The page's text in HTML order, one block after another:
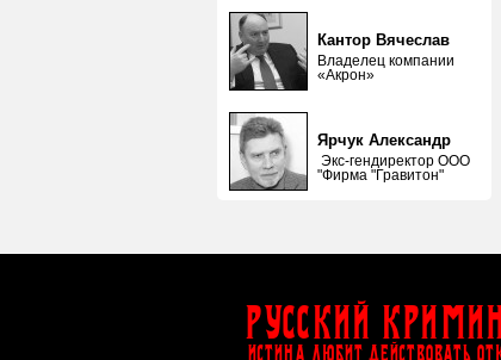
Кантор Вячеслав
Владелец компании
«Акрон»
Ярчук Александр
Экс-гендиректор ООО
"Фирма "Гравитон"
Русский
ИСТИНА ЛЮБИТ ДЕЙСТВОВАТЬ